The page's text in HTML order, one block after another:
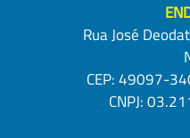
Rua José
CEP: 49097-
CNPJ: